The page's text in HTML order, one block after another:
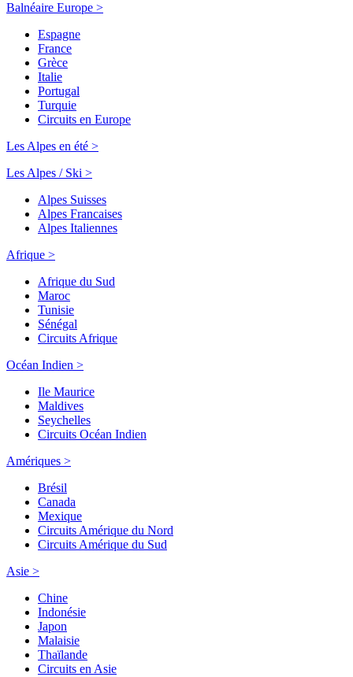
Balnéaire Europe >
Espagne
France
Grèce
Italie
Portugal
Turquie
Circuits en Europe
Les Alpes en été >
Les Alpes / Ski >
Alpes Suisses
Alpes Francaises
Alpes Italiennes
Afrique >
Afrique du Sud
Maroc
Tunisie
Sénégal
Circuits Afrique
Océan Indien >
Ile Maurice
Maldives
Seychelles
Circuits Océan Indien
Amériques >
Brésil
Canada
Mexique
Circuits Amérique du Nord
Circuits Amérique du Sud
Asie >
Chine
Indonésie
Japon
Malaisie
Thaïlande
Circuits en Asie